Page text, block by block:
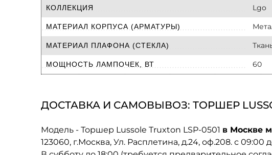
КОЛЛЕКЦИЯ Lgo
МАТЕРИАЛ КОРПУСА (АРМАТУРЫ)
МАТЕРИАЛ ПЛАФОНА (СТЕКЛА)
МОЩНОСТЬ ЛАМПОЧЕК, ВТ 60
ДОСТАВКА И САМОВЫВОЗ: ТОРШЕР
Модель - Торшер Lussole Truxton LSP-0501 в Москве
123060, г.Москва, Ул. Расплетина, д.24, оф.208. с